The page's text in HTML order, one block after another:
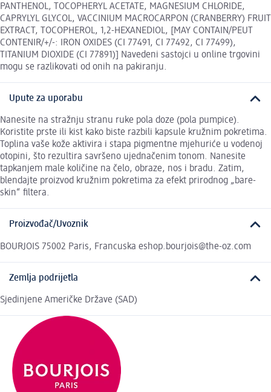
PANTHENOL, TOCOPHERYL ACETATE, MAGNESIUM CHLORIDE,
CAPRYLYL GLYCOL, VACCINIUM MACROCARPON (CRANBERRY) FRUIT
EXTRACT, TOCOPHEROL, 1,2-HEXANEDIOL, [MAY CONTAIN/PEUT
CONTENIR/+/-: IRON OXIDES (CI 77491, CI 77492, CI 77499),
TITANIUM DIOXIDE (CI 77891)] Navedeni sastojci u online trgovini
mogu se razlikovati od onih na pakiranju.
Upute za uporabu
Nanesite na stražnju stranu ruke pola doze (pola pumpice).
Koristite prste ili kist kako biste razbili kapsule kružnim pokretima.
Toplina vaše kože aktivira i stapa pigmentne mjehuriće u vodenoj
otopini, što rezultira savršeno ujednačenim tonom. Nanesite
tapkanjem male količine na čelo, obraze, nos i bradu. Zatim,
blendajte proizvod kružnim pokretima za efekt prirodnog „bare-
skin“ filtera.
Proizvođač/Uvoznik
BOURJOIS 75002 Paris, Francuska eshop.bourjois@the-oz.com
Zemlja podrijetla
Sjedinjene Američke Države (SAD)